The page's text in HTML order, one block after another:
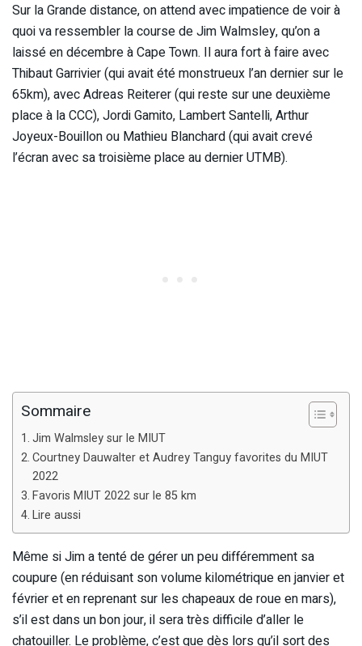
Sur la Grande distance, on attend avec impatience de voir à
quoi va ressembler la course de Jim Walmsley, qu’on a
laissé en décembre à Cape Town. Il aura fort à faire avec
Thibaut Garrivier (qui avait été monstrueux l’an dernier sur le
65km), avec Adreas Reiterer (qui reste sur une deuxième
place à la CCC), Jordi Gamito, Lambert Santelli, Arthur
Joyeux-Bouillon ou Mathieu Blanchard (qui avait crevé
l’écran avec sa troisième place au dernier UTMB).
Sommaire
Jim Walmsley sur le MIUT
Courtney Dauwalter et Audrey Tanguy favorites du MIUT
2022
Favoris MIUT 2022 sur le 85 km
Lire aussi
Même si Jim a tenté de gérer un peu différemment sa
coupure (en réduisant son volume kilométrique en janvier et
février et en reprenant sur les chapeaux de roue en mars),
s’il est dans un bon jour, il sera très difficile d’aller le
chatouiller. Le problème, c’est que dès lors qu’il sort des